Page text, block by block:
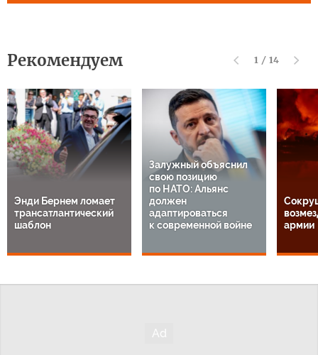
Рекомендуем 1 / 14
Энди Бернем ломает
трансатлантический
шаблон
Залужный объяснил
свою позицию
по НАТО: Альянс
должен
адаптироваться
к современной войне
армии